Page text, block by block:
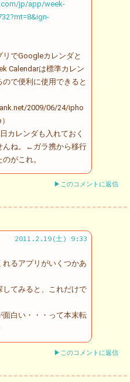
jp/app/week-
でGoogleカレンダと
Calendarは標準カレン
で便利に使用できると
2009/06/24/ipho
カレンダも入れておく
んね。←ガラ携から移行
がこれ。
▶このコメントに返信
2011.2.19(土) 9:33
れるアプリがいくつかあ
してみると、これだけで
面白い・・・って本末転
▶このコメントに返信